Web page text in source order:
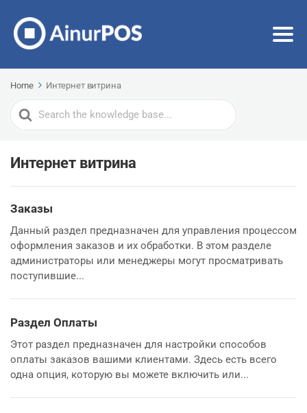
Home Интернет витрина
Search
For
Интернет витрина
Заказы
Данный раздел предназначен для управления процессом
оформления заказов и их обработки. В этом разделе
администраторы или менеджеры могут просматривать
поступившие...
Раздел Оплаты
Этот раздел предназначен для настройки способов
оплаты заказов вашими клиентами. Здесь есть всего
одна опция, которую вы можете включить или...